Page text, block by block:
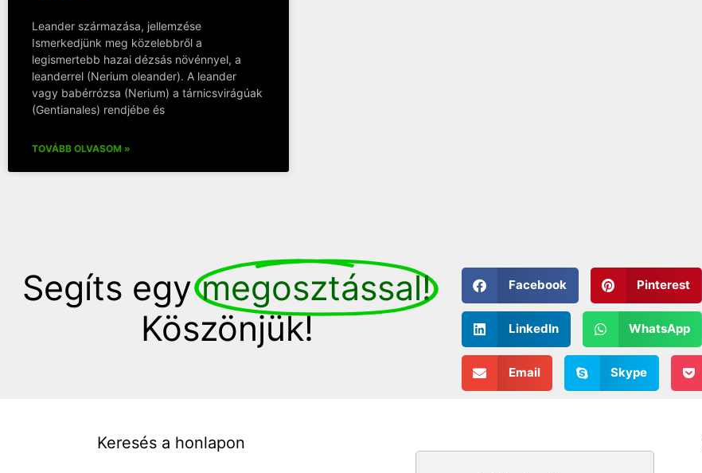
Leander származása, jellemzése
Ismerkedjünk meg közelebbről a
legismertebb hazai dézsás növénnyel, a
leanderrel (Nerium oleander). A leander
vagy babérrózsa (Nerium) a tárnicsvirágúak
(Gentianales) rendjébe és
TOVÁBB OLVASOM »
Segíts egy megosztással!
Köszönjük!
Facebook Pinterest
LinkedIn WhatsApp
Email Skype
Keresés a honlapon